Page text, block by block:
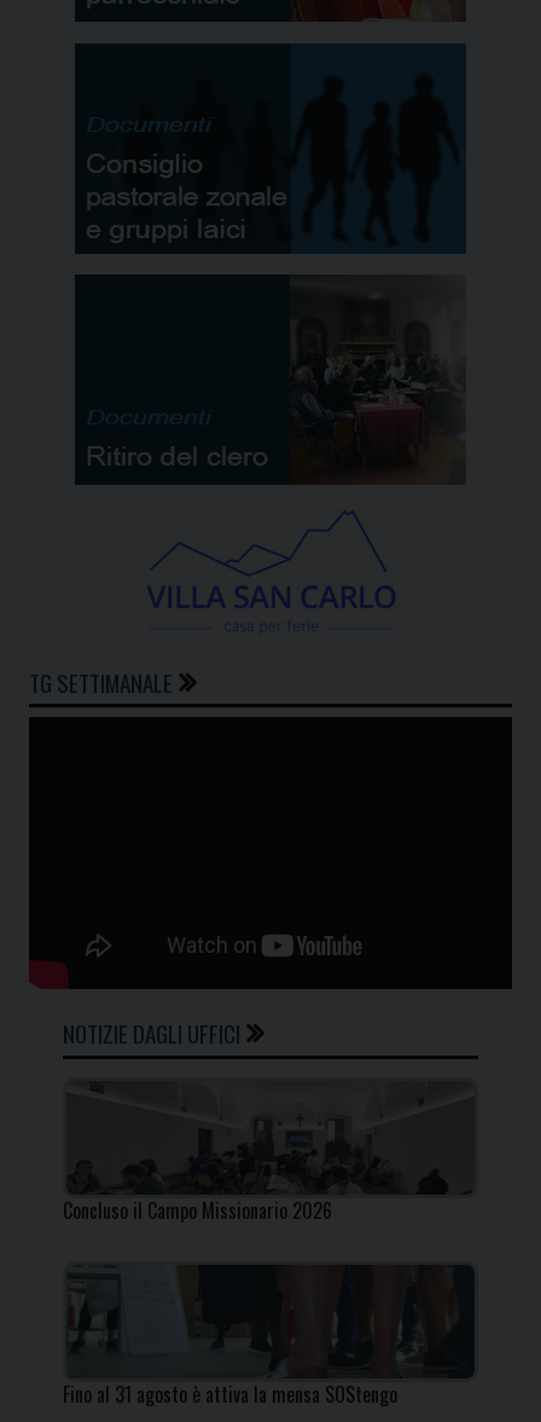
TG SETTIMANALE
NOTIZIE DAGLI UFFICI
Concluso il Campo Missionario 2026
Fino al 31 agosto è attiva la mensa SOStengo